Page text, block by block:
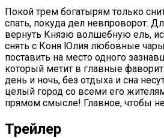
Покой трем богатырям только
спать, покуда дел невпроворот.
вернуть Князю волшебную ель,
снять с Коня Юлия любовные
поставить на место одного
который метит в главные
день и ночь, без отдыха и сна
целый город со всеми его
прямом смысле! Главное, чтобы
Трейлер